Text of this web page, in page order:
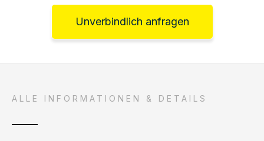
Unverbindlich anfragen
ALLE INFORMATIONEN & DETAILS